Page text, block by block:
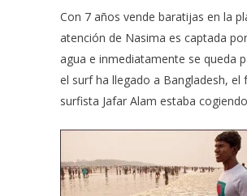
Con 7 años vende baratijas en la
atención de Nasima es captada
agua e inmediatamente se queda
el surf ha llegado a Bangladesh, el
surfista Jafar Alam estaba